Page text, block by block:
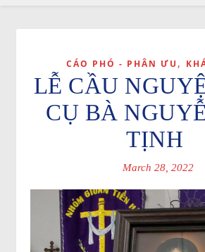
CÁO PHÓ - PHÂN ƯU ,
LỄ CẦU
CỤ BÀ
TỊNH
March 28, 2022